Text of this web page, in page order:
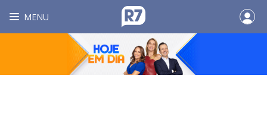
MENU